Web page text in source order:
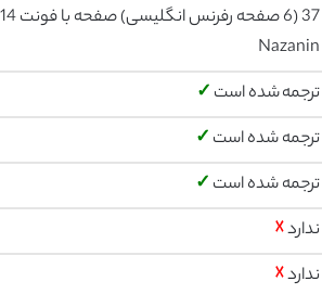
Nazanin
ترجمه شده است ✓
ترجمه شده است ✓
ترجمه شده است ✓
ندارد☓
ندارد☓